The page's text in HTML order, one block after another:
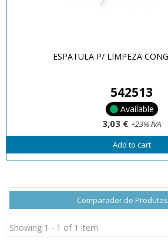
ESPATULA P/ LIMPEZA
542513
Available
3,03 € +23% IVA
Add to cart
Comparador de
Showing 1 - 1 of 1 item